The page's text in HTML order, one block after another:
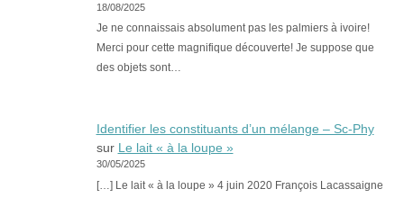
18/08/2025
Je ne connaissais absolument pas les palmiers à ivoire!
Merci pour cette magnifique découverte! Je suppose que
des objets sont…
Identifier les constituants d’un mélange – Sc-Phy
sur Le lait « à la loupe »
30/05/2025
[…] Le lait « à la loupe » 4 juin 2020 François Lacassaigne